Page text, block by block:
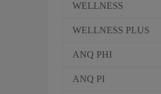
WELLNESS
WELLNESS PLUS
ANQ PHI
ANQ PI